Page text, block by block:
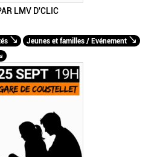
LMV D'CLIC
Jeunes et familles / Evénement